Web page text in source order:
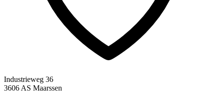
Industrieweg 36
3606 AS Maarssen